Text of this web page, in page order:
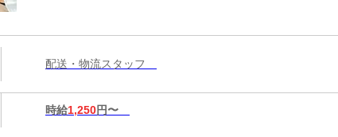
配送・物流スタッフ
時給1,250円〜